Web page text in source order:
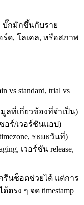
บั๊กมักขึ้นกับราย
ร์ด, โลเคล, หรือสภาพ
standard, trial vs
มูลที่เกี่ยวข้องที่จำเป็น)
ซอร์/เวอร์ชันแอป)
ระยะวันที่)
เวอร์ชัน release,
รีนช็อตช่วยได้ แต่การ
ตรง ๆ จด timestamp